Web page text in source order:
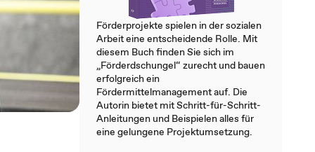
Förderprojekte spielen in der sozialen
Arbeit eine entscheidende Rolle. Mit
diesem Buch finden Sie sich im
„Förderdschungel“ zurecht und bauen
erfolgreich ein
Fördermittelmanagement auf. Die
Autorin bietet mit Schritt-für-Schritt-
Anleitungen und Beispielen alles für
eine gelungene Projektumsetzung.